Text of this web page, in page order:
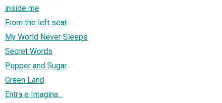
inside me
From the left seat
My World Never Sleeps
Secret Words
Pepper and Sugar
Green Land
Entra e Imagina...